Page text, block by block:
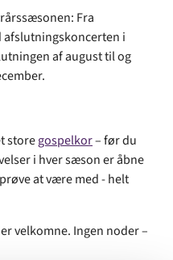
Fra
i
af august til og
storegospelkor– før du
i hver sæson er åbne
at være med - helt
velkomne. Ingen noder –